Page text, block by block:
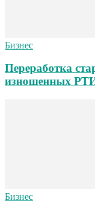
Бизнес
Переработка
изношенных
Бизнес